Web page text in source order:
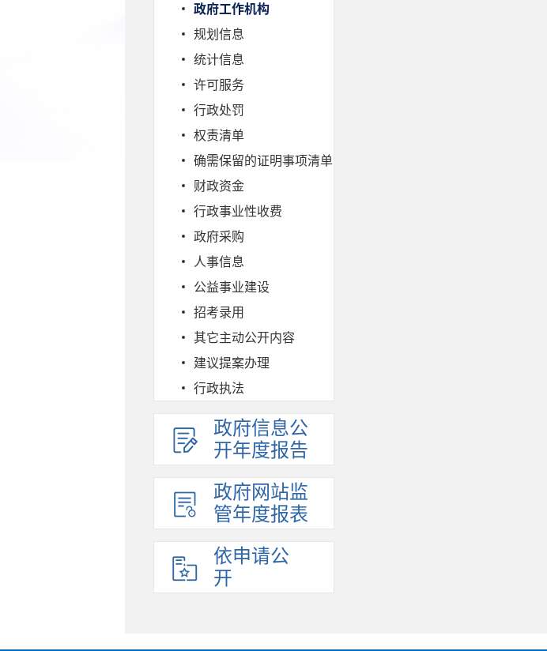
政府工作机构
规划信息
统计信息
许可服务
行政处罚
权责清单
确需保留的证明事项清单
财政资金
行政事业性收费
政府采购
人事信息
公益事业建设
招考录用
其它主动公开内容
建议提案办理
行政执法
政府信息公
开年度报告
政府网站监
管年度报表
依申请公
开